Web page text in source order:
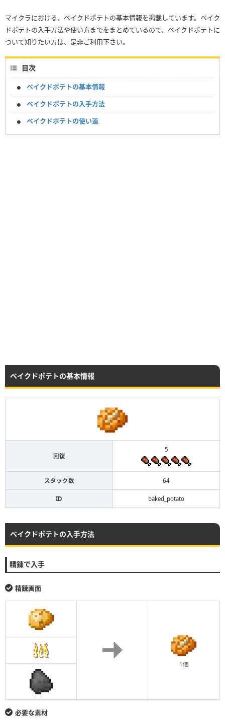
マイクラにおける、ベイクドポテトの基本情報を掲載しています。ベイク
ドポテトの入手方法や使い方までをまとめているので、ベイクドポテトに
ついて知りたい方は、是非ご利用下さい。
目次
ベイクドポテトの基本情報
ベイクドポテトの入手方法
ベイクドポテトの使い道
ベイクドポテトの基本情報
回復
5
スタック数 64
ID baked_potato
ベイクドポテトの入手方法
精錬で入手
精錬画面
1個
必要な素材